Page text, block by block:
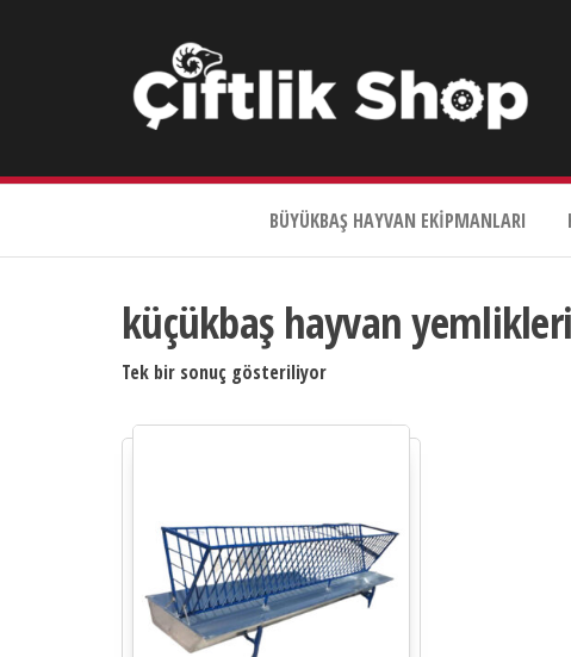
Shop
3989
BÜYÜKBAŞ HAYVAN EKIPMANLARI
küçükbaş hayvan yemlikleri
Tek bir sonuç gösteriliyor